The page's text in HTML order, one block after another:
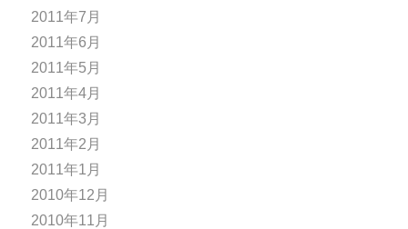
2011年7月
2011年6月
2011年5月
2011年4月
2011年3月
2011年2月
2011年1月
2010年12月
2010年11月